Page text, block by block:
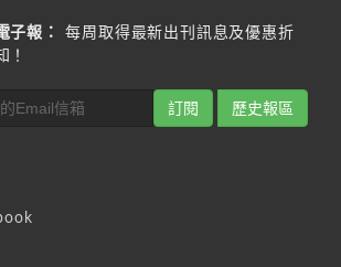
子報：
每周取得最新出刊訊息及優惠折
！
訂閱 歷史報區